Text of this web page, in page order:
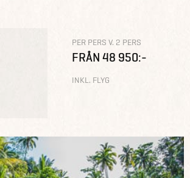
PER PERS V. 2 PERS
FRÅN 48 950:-
INKL. FLYG